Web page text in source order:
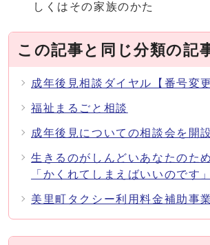
しくはその家族のかた
この記事と同じ分類の記
成年後見相談ダイヤル【番号変
福祉まるごと相談
成年後見についての相談会を開
生きるのがしんどいあなたのた
「かくれてしまえばいいのです
美里町タクシー利用料金補助事業